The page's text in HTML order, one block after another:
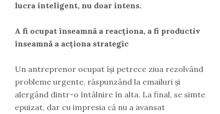
lucra inteligent, nu doar intens.
A fi ocupat înseamnă a reacționa, a fi productiv
înseamnă a acționa strategic
Un antreprenor ocupat își petrece ziua rezolvând
probleme urgente, răspunzând la emailuri și
alergând dintr-o întâlnire în alta. La final, se simte
epuizat, dar cu impresia că nu a avansat